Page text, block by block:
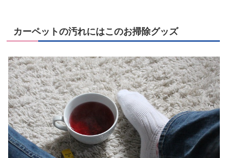
カーペットの汚れにはこのお掃除グッズ